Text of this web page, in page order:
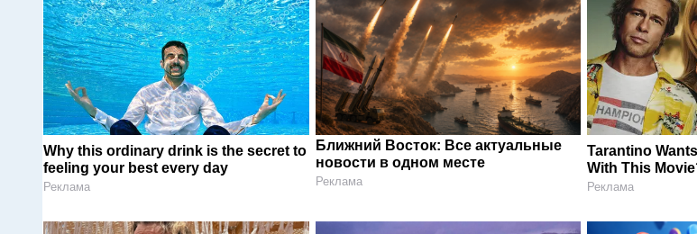
Why this ordinary drink is the secret to
feeling your best every day
Реклама
Ближний Восток: Все актуальные
новости в одном месте
Реклама
Tarantino
With This
Реклама